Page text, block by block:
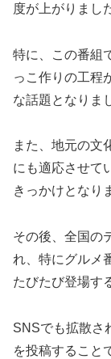
度が上がりまし
特に、この番組
っこ作りの工程
な話題となりま
また、地元の文
にも適応させて
きっかけとなり
その後、全国の
れ、特にグルメ
たびたび登場す
SNSでも拡散さ
を投稿すること